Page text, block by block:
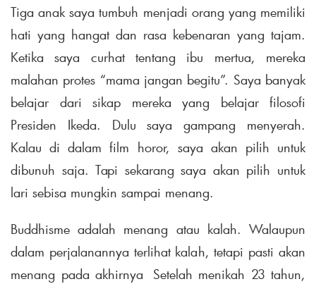
Tiga anak saya tumbuh menjadi orang yang memiliki
hati yang hangat dan rasa kebenaran yang tajam.
Ketika saya curhat tentang ibu mertua, mereka
malahan protes “mama jangan begitu”. Saya banyak
belajar dari sikap mereka yang belajar filosofi
Presiden Ikeda. Dulu saya gampang menyerah.
Kalau di dalam film horor, saya akan pilih untuk
dibunuh saja. Tapi sekarang saya akan pilih untuk
lari sebisa mungkin sampai menang.
Buddhisme adalah menang atau kalah. Walaupun
dalam perjalanannya terlihat kalah, tetapi pasti akan
menang pada akhirnya Setelah menikah 23 tahun,